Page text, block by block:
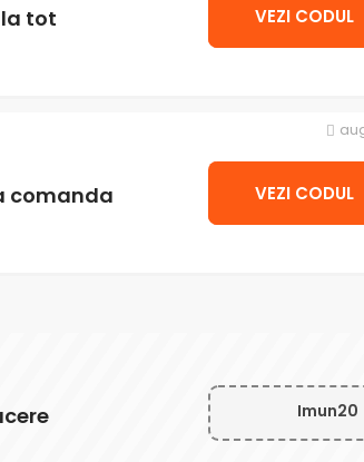
la tot VEZI CODUL
comanda VEZI CODUL
r
Imun20